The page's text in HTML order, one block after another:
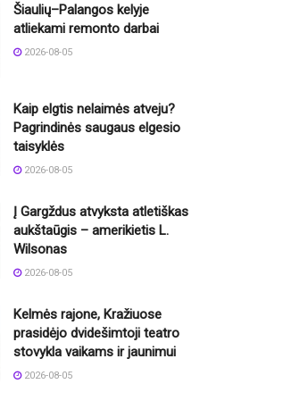
Šiaulių–Palangos kelyje
atliekami remonto darbai
2026-08-05
Kaip elgtis nelaimės atveju?
Pagrindinės saugaus elgesio
taisyklės
2026-08-05
Į Gargždus atvyksta atletiškas
aukštaūgis – amerikietis L.
Wilsonas
2026-08-05
Kelmės rajone, Kražiuose
prasidėjo dvidešimtoji teatro
stovykla vaikams ir jaunimui
2026-08-05